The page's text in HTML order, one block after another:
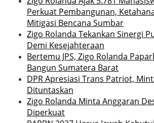
Perkuat Pembangunan,
Mitigasi Bencana Sumbar
Zigo Rolanda Tekankan Sinergi
Demi Kesejahteraan
Bertemu JPS, Zigo Rolanda
Bangun Sumatera Barat
DPR Apresiasi Trans Patriot,
Dituntaskan
Zigo Rolanda Minta Anggaran
Diperkuat